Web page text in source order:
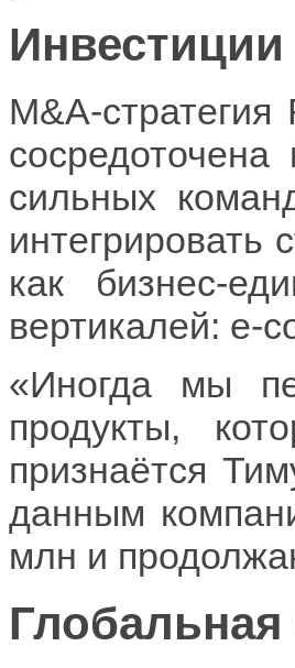
M&A-
сильных
интегрировать
как бизнес-
вертикалей: e-
«Иногда мы
продукты,
признаётся
данным
млн и
Глобальная